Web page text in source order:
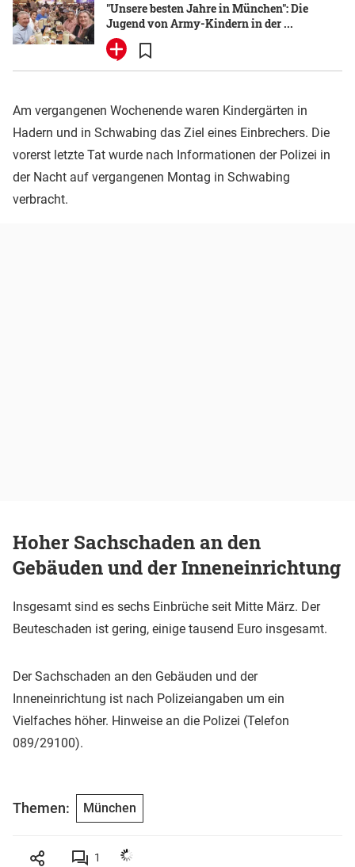
"Unsere besten Jahre in München": Die
Jugend von Army-Kindern in der ...
Am vergangenen Wochenende waren Kindergärten in
Hadern und in Schwabing das Ziel eines Einbrechers. Die
vorerst letzte Tat wurde nach Informationen der Polizei in
der Nacht auf vergangenen Montag in Schwabing
verbracht.
Hoher Sachschaden an den
Gebäuden und der Inneneinrichtung
Insgesamt sind es sechs Einbrüche seit Mitte März. Der
Beuteschaden ist gering, einige tausend Euro insgesamt.
Der Sachschaden an den Gebäuden und der
Inneneinrichtung ist nach Polizeiangaben um ein
Vielfaches höher. Hinweise an die Polizei (Telefon
089/29100).
Themen: München
1